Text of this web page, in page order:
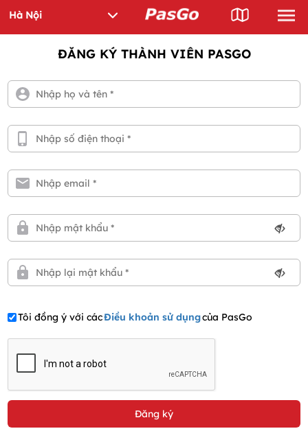
ĐĂNG KÝ THÀNH VIÊN PASGO
Tôi đồng ý với cácĐiều khoản sử dụngcủa PasGo